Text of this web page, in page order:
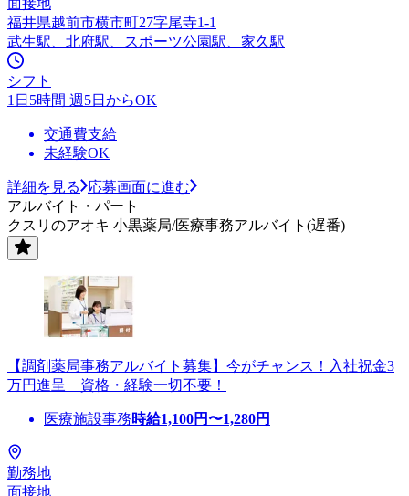
福井県越前市横市町27字尾寺1-1
武生駅、北府駅、スポーツ公園駅、家久駅
シフト
1日5時間 週5日からOK
交通費支給
未経験OK
詳細を見る
応募画面に進む
アルバイト・パート
クスリのアオキ 小黒薬局/医療事務アルバイト(遅番)
【調剤薬局事務アルバイト募集】今がチャンス！入社祝金3
万円進呈 資格・経験一切不要！
医療施設事務時給1,100円〜1,280円
勤務地
面接地